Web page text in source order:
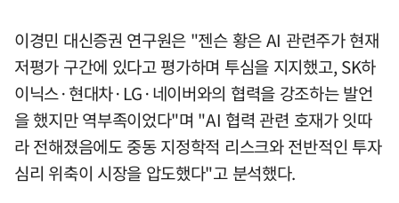
이경민 대신증권 연구원은 "젠슨 황은 AI 관련주가 현재
저평가 구간에 있다고 평가하며 투심을 지지했고, SK하
이닉스·현대차·LG·네이버와의 협력을 강조하는 발언
을 했지만 역부족이었다"며 "AI 협력 관련 호재가 잇따
라 전해졌음에도 중동 지정학적 리스크와 전반적인 투자
심리 위축이 시장을 압도했다"고 분석했다.